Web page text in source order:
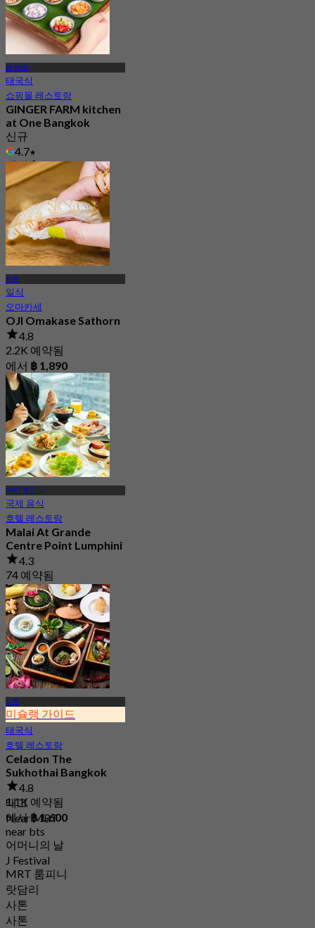
원 방콕
태국식
쇼핑몰 레스토랑
GINGER FARM kitchen
at One Bangkok
신규
4.7
에서฿ 716.66
사톤
일식
오마카세
OJI Omakase Sathorn
4.8
2.2K 예약됨
에서 ฿ 1,890
MRT 룸피니
국제 음식
호텔 레스토랑
Malai At Grande
Centre Point Lumphini
4.3
74 예약됨
에서฿ 590
사톤
미슐랭 가이드
태국식
호텔 레스토랑
Celadon The
Sukhothai Bangkok
4.8
1.1K 예약됨
에서฿ 1,600
태그
Near MRT
near bts
어머니의 날
J Festival
MRT 룸피니
랏담리
사톤
사톤